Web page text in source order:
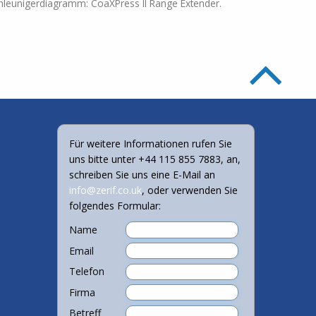
CoaXPress II Range Extender.
Für weitere Informationen rufen Sie
uns bitte unter +44 115 855 7883, an,
schreiben Sie uns eine E-Mail an
info@zerif.co.uk, oder verwenden Sie
folgendes Formular:
Name
Email
Telefon
Firma
Betreff